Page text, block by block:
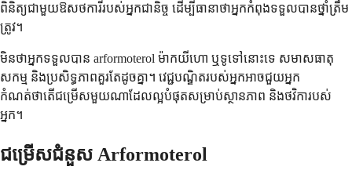
ពិនិត្យជាមួយឱសថការីរបស់អ្នកជានិច្ច ដើម្បីធានាថាអ្នកកំពុងទទួលបានថ្នាំត្រឹម
ត្រូវ។
មិនថាអ្នកទទួលបាន arformoterol ម៉ាកយីហោ ឬទូទៅនោះទេ សមាសធាតុ
សកម្ម និងប្រសិទ្ធភាពគួរតែដូចគ្នា។ វេជ្ជបណ្ឌិតរបស់អ្នកអាចជួយអ្នក
កំណត់ថាតើជម្រើសមួយណាដែលល្អបំផុតសម្រាប់ស្ថានភាព និងថវិការបស់
អ្នក។
ជម្រើសជំនួស Arformoterol